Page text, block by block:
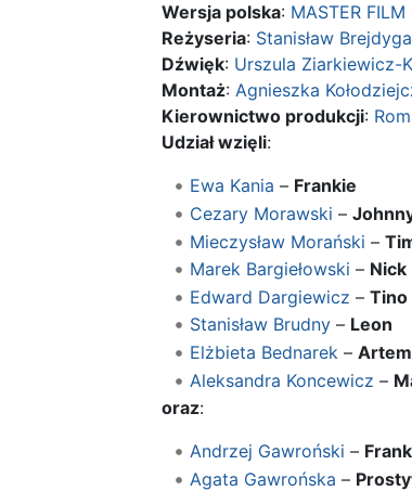
Wersja polska: MASTER FILM
Reżyseria: Stanisław
Dźwięk: Urszula Ziarkiewicz-
Montaż: Agnieszka
Kierownictwo produkcji:
Udział wzięli:
Ewa Kania – Frankie
Cezary Morawski –
Mieczysław Morański –
Marek Bargiełowski – Nick
Edward Dargiewicz – Tino
Stanisław Brudny– Leon
Elżbieta Bednarek –
Aleksandra Koncewicz –
oraz:
Andrzej Gawroński – Frank
Agata Gawrońska –